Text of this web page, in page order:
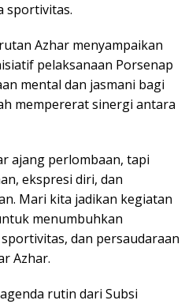
sportivitas.
Azhar menyampaikan
pelaksanaan Porsenap
mental dan jasmani bagi
mempererat sinergi antara
ajang perlombaan, tapi
ekspresi diri, dan
Mari kita jadikan kegiatan
menumbuhkan
dan persaudaraan
Azhar.
rutin dari Subsi